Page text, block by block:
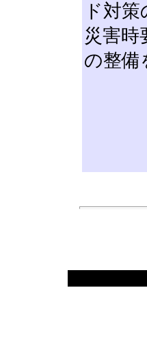
ド対
災害時
の整備